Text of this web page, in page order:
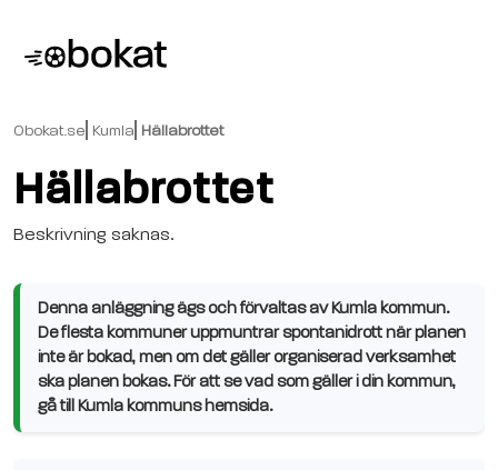
Obokat.se Kumla Hällabrottet
Hällabrottet
Beskrivning saknas.
Denna anläggning ägs och förvaltas av Kumla kommun.
De flesta kommuner uppmuntrar spontanidrott när planen
inte är bokad, men om det gäller organiserad verksamhet
ska planen bokas. För att se vad som gäller i din kommun,
gå till Kumla kommuns hemsida.